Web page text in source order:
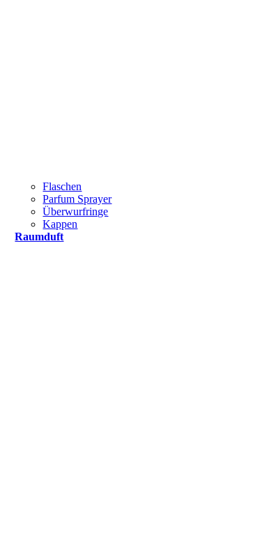
Flaschen
Parfum Sprayer
Überwurfringe
Kappen
Raumduft